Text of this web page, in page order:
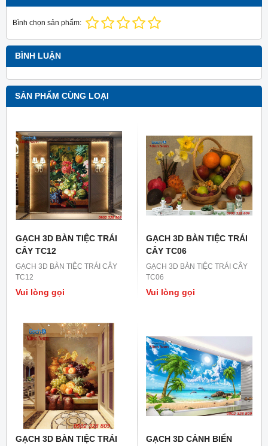
Bình chọn sản phẩm:
BÌNH LUẬN
SẢN PHẨM CÙNG LOẠI
GẠCH 3D BÀN TIỆC TRÁI
CÂY TC12
GẠCH 3D BÀN TIỆC TRÁI CÂY
TC12
Vui lòng gọi
GẠCH 3D BÀN TIỆC TRÁI
CÂY TC06
GẠCH 3D BÀN TIỆC TRÁI CÂY
TC06
Vui lòng gọi
GẠCH 3D BÀN TIỆC TRÁI GẠCH 3D CẢNH BIỂN